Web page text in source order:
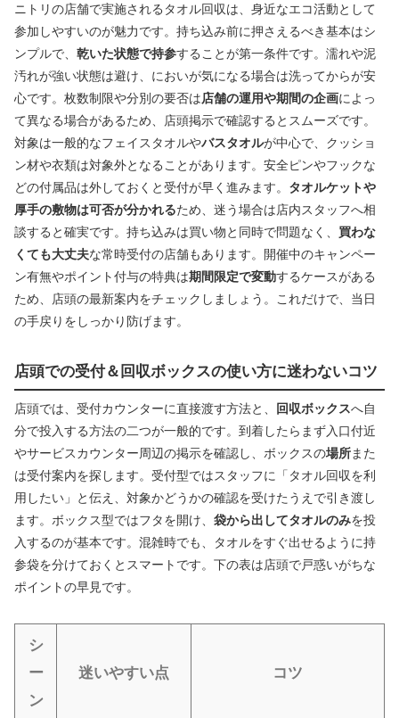
ニトリの店舗で実施されるタオル回収は、身近なエコ活動として
参加しやすいのが魅力です。持ち込み前に押さえるべき基本はシ
ンプルで、 乾いた状態で持参することが第一条件です。濡れや泥
汚れが強い状態は避け、においが気になる場合は洗ってからが安
心です。枚数制限や分別の要否は店舗の運用や期間の企画によっ
て異なる場合があるため、店頭掲示で確認するとスムーズです。
対象は一般的なフェイスタオルやバスタオルが中心で、クッショ
ン材や衣類は対象外となることがあります。安全ピンやフックな
どの付属品は外しておくと受付が早く進みます。 タオルケットや
厚手の敷物は可否が分かれるため、迷う場合は店内スタッフへ相
談すると確実です。持ち込みは買い物と同時で問題なく、 買わな
くても大丈夫な常時受付の店舗もあります。開催中のキャンペー
ン有無やポイント付与の特典は期間限定で変動するケースがある
ため、店頭の最新案内をチェックしましょう。これだけで、当日
の手戻りをしっかり防げます。
店頭での受付＆回収ボックスの使い方に迷わないコツ
店頭では、受付カウンターに直接渡す方法と、 回収ボックスへ自
分で投入する方法の二つが一般的です。到着したらまず入口付近
やサービスカウンター周辺の掲示を確認し、ボックスの場所また
は受付案内を探します。受付型ではスタッフに「タオル回収を利
用したい」と伝え、対象かどうかの確認を受けたうえで引き渡し
ます。ボックス型ではフタを開け、 袋から出してタオルのみを投
入するのが基本です。混雑時でも、タオルをすぐ出せるように持
参袋を分けておくとスマートです。下の表は店頭で戸惑いがちな
ポイントの早見です。
シ
ー
ン
迷いやすい点 コツ